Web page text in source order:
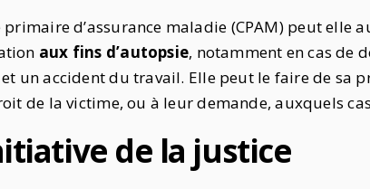
primaire d’assurance maladie (CPAM) peut elle
aux fins d’autopsie, notamment en cas de
un accident du travail. Elle peut le faire de sa
de la victime, ou à leur demande, auxquels
de la justice